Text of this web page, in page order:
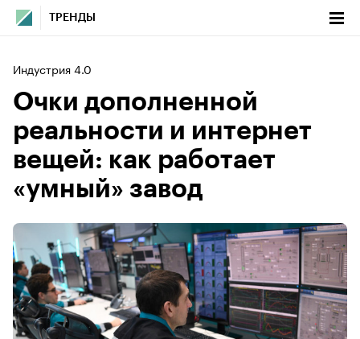
ТРЕНДЫ
Индустрия 4.0
Очки дополненной
реальности и интернет
вещей: как работает
«умный» завод